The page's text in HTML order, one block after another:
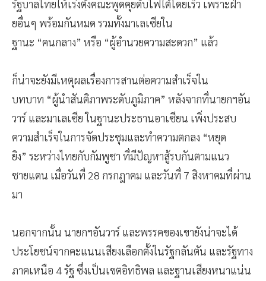
รัฐบาลไทยให้เร่งตั้งคณะพูดคุยดับไฟใต้โดยเร็ว เพราะฝ่า
ยอื่นๆ พร้อมกันหมด รวมทั้งมาเลเซียใน
ฐานะ “คนกลาง” หรือ “ผู้อำนวยความสะดวก” แล้ว
ก็น่าจะยังมีเหตุผลเรื่องการสานต่อความสำเร็จใน
บทบาท “ผู้นำสันติภาพระดับภูมิภาค” หลังจากที่นายกฯอัน
วาร์ และมาเลเซีย ในฐานะประธานอาเซียน เพิ่งประสบ
ความสำเร็จในการจัดประชุมและทำความตกลง “หยุด
ยิง” ระหว่างไทยกับกัมพูชา ที่มีปัญหาสู้รบกันตามแนว
ชายแดน เมื่อวันที่ 28 กรกฎาคม และวันที่ 7 สิงหาคมที่ผ่าน
มา
นอกจากนั้น นายกฯอันวาร์ และพรรคของเขายังน่าจะได้
ประโยชน์จากคะแนนเสียงเลือกตั้งในรัฐกลันตัน และรัฐทาง
ภาคเหนือ 4 รัฐ ซึ่งเป็นเขตอิทธิพล และฐานเสียงหนาแน่น